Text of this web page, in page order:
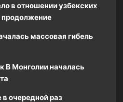
в отношении узбекских
продолжение
массовая гибель
к В Монголии началась
в очередной раз